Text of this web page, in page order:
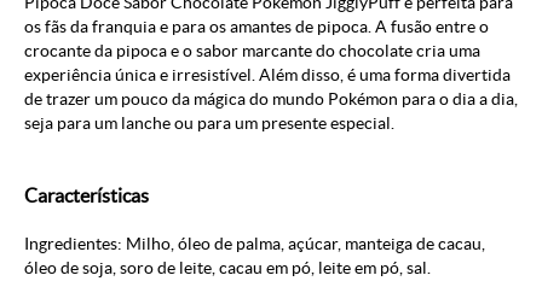
os fãs da franquia e para os amantes de pipoca. A fusão entre o
crocante da pipoca e o sabor marcante do chocolate cria uma
experiência única e irresistível. Além disso, é uma forma divertida
de trazer um pouco da mágica do mundo Pokémon para o dia a dia,
seja para um lanche ou para um presente especial.
Características
Ingredientes: Milho, óleo de palma, açúcar, manteiga de cacau,
óleo de soja, soro de leite, cacau em pó, leite em pó, sal.